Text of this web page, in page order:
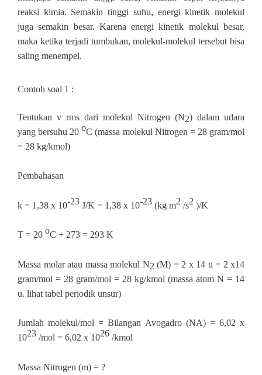
reaksi kimia. Semakin tinggi suhu, energi kinetik molekul
juga semakin besar. Karena energi kinetik molekul besar,
maka ketika terjadi tumbukan, molekul‐molekul tersebut bisa
saling menempel.
Contoh soal 1 :
Tentukan v rms dari molekul Nitrogen (N2) dalam udara
yang bersuhu 20oC (massa molekul Nitrogen = 28 gram/mol
= 28 kg/kmol)
Pembahasan
k = 1,38 x 10‐23 J/K = 1,38 x 10‐23 (kg m2 /s2 )/K
T = 20 oC + 273 = 293 K
Massa molar atau massa molekul N2 (M) = 2 x 14 u = 2 x14
gram/mol = 28 gram/mol = 28 kg/kmol (massa atom N = 14
u. lihat tabel periodik unsur)
Jumlah molekul/mol = Bilangan Avogadro (NA) = 6,02 x
1023 /mol = 6,02 x 1026 /kmol
Massa Nitrogen (m) = ?